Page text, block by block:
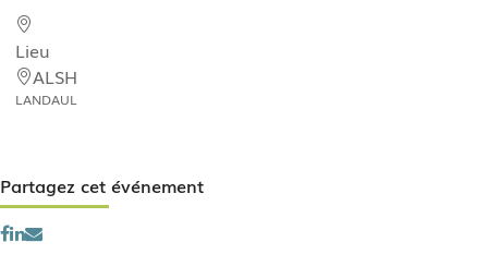
Lieu
ALSH
LANDAUL
Partagez cet événement